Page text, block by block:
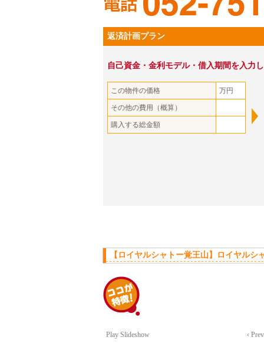
返済計画プラン
自己資金・金利モデル・借入期間を入力
この物件の価格 万円
その他の費用（概算）
購入する総金額
【ロイヤルシャトー覚王山】ロイヤル
Play Slideshow ‹